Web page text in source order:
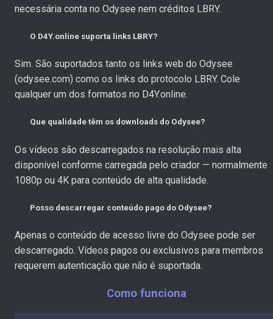
necessária conta no Odysee nem créditos LBRY.
O D4Y.online suporta links LBRY?
Sim. São suportados tanto os links web do Odysee
(odysee.com) como os links do protocolo LBRY. Cole
qualquer um dos formatos no D4Y.online.
Que qualidade têm os downloads do Odysee?
Os vídeos são descarregados na resolução mais alta
disponível conforme carregada pelo criador — normalmente
1080p ou 4K para conteúdo de alta qualidade.
Posso descarregar conteúdo pago do Odysee?
Apenas o conteúdo de acesso livre do Odysee pode ser
descarregado. Vídeos pagos ou exclusivos para membros
requerem autenticação que não é suportada.
Como funciona